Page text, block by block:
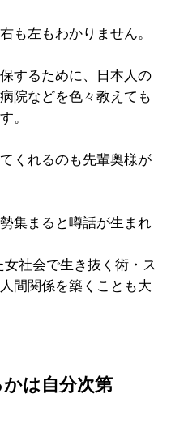
も左もわかりません。
するために、日本人の
院などを色々教えても
。
くれるのも先輩奥様が
集まると噂話が生まれ
社会で生き抜く術・ス
間関係を築くことも大
は自分次第